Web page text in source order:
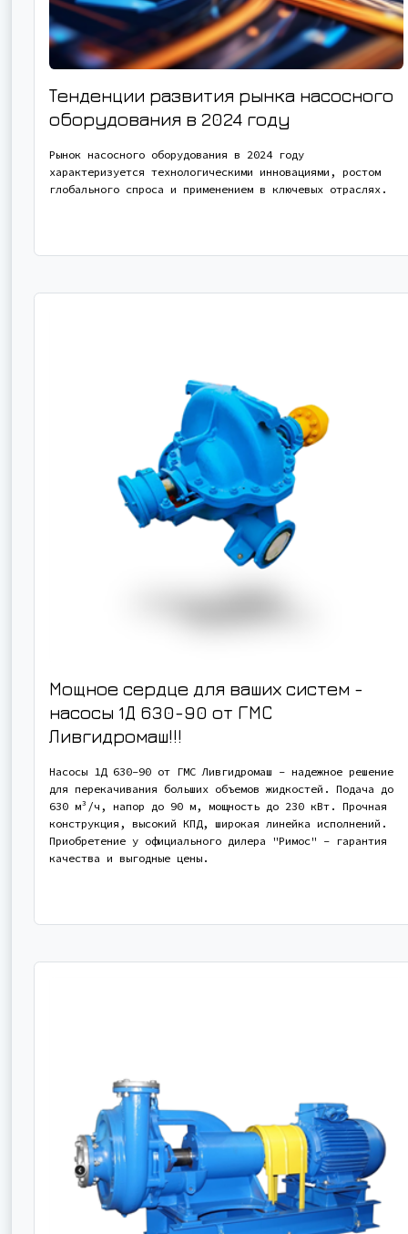
Тенденции развития рынка насосного
оборудования в 2024 году
Рынок насосного оборудования в 2024 году
характеризуется технологическими инновациями, ростом
глобального спроса и применением в ключевых отраслях.
Мощное сердце для ваших систем -
насосы 1Д 630-90 от ГМС
Ливгидромаш!!!
Насосы 1Д 630-90 от ГМС Ливгидромаш - надежное решение
для перекачивания больших объемов жидкостей. Подача до
630 м³/ч, напор до 90 м, мощность до 230 кВт. Прочная
конструкция, высокий КПД, широкая линейка исполнений.
Приобретение у официального дилера "Римос" - гарантия
качества и выгодные цены.